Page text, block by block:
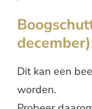
Dit kan een
worden.